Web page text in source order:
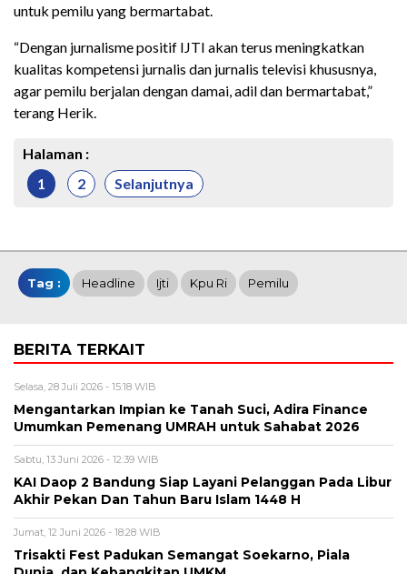
untuk pemilu yang bermartabat.
“Dengan jurnalisme positif IJTI akan terus meningkatkan
kualitas kompetensi jurnalis dan jurnalis televisi khususnya,
agar pemilu berjalan dengan damai, adil dan bermartabat,”
terang Herik.
Halaman :
1
2 Selanjutnya
Tag : Headline Ijti Kpu Ri Pemilu
BERITA TERKAIT
Selasa, 28 Juli 2026 - 15:18 WIB
Mengantarkan Impian ke Tanah Suci, Adira Finance
Umumkan Pemenang UMRAH untuk Sahabat 2026
Sabtu, 13 Juni 2026 - 12:39 WIB
KAI Daop 2 Bandung Siap Layani Pelanggan Pada Libur
Akhir Pekan Dan Tahun Baru Islam 1448 H
Jumat, 12 Juni 2026 - 18:28 WIB
Trisakti Fest Padukan Semangat Soekarno, Piala